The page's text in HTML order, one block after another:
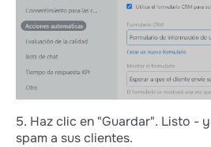
5. Haz clic en "Guardar". Listo -
spam a sus clientes.